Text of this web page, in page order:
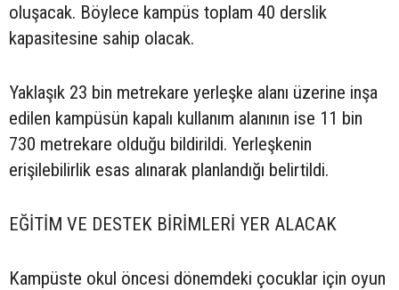
oluşacak. Böylece kampüs toplam 40 derslik
kapasitesine sahip olacak.
Yaklaşık 23 bin metrekare yerleşke alanı üzerine inşa
edilen kampüsün kapalı kullanım alanının ise 11 bin
730 metrekare olduğu bildirildi. Yerleşkenin
erişilebilirlik esas alınarak planlandığı belirtildi.
EĞİTİM VE DESTEK BİRİMLERİ YER ALACAK
Kampüste okul öncesi dönemdeki çocuklar için oyun